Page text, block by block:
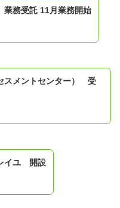
務受託 11月業務開始
スメントセンター） 受
イユ 開設